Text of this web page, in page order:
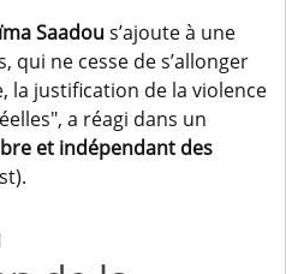
Saadous’ajoute à une
qui ne cesse de s’allonger
la justification de la violence
a réagi dans un
et indépendant des